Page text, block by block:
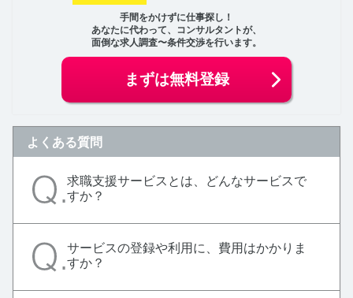
手間をかけずに仕事探し！
あなたに代わって、コンサルタントが、
面倒な求人調査〜条件交渉を行います。
まずは無料登録
よくある質問
求職支援サービスとは、どんなサービスで
すか？
サービスの登録や利用に、費用はかかりま
すか？